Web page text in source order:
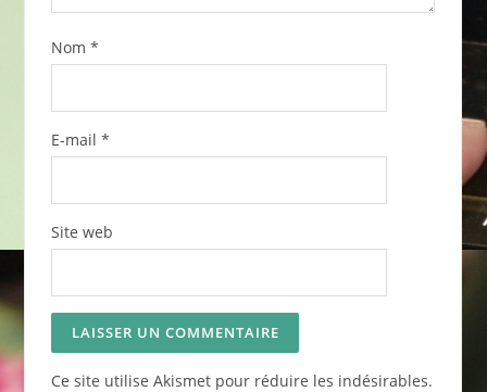
Nom *
E-mail *
Site web
Ce site utilise Akismet pour réduire les indésirables.